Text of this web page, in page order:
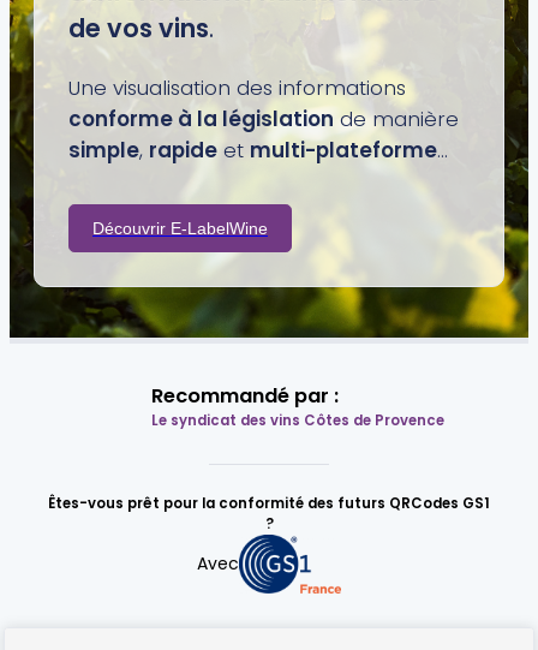
de vos vins.
Une visualisation des informations
conforme à la législation de manière
simple, rapide et multi-plateforme...
Découvrir E-LabelWine
Recommandé par :
Le syndicat des vins Côtes de Provence
Êtes-vous prêt pour la conformité des futurs QRCodes GS1
?
Avec